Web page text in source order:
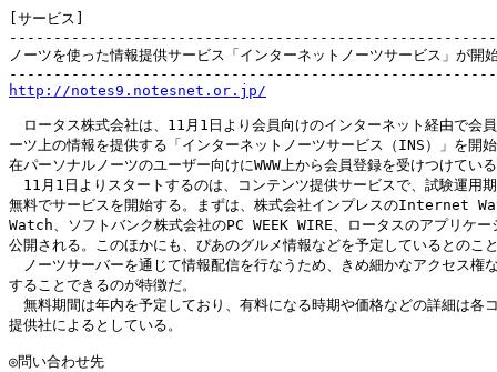
[サービス]
ノーツを使った情報提供サービス「インターネットノーツサービス」が開
http://notes9.notesnet.or.jp/
ロータス株式会社は、11月1日より会員向けのインターネット経由で会
ーツ上の情報を提供する「インターネットノーツサービス（INS）」を開
在パーソナルノーツのユーザー向けにWWW上から会員登録を受けつけてい
11月1日よりスタートするのは、コンテンツ提供サービスで、試験運用
無料でサービスを開始する。まずは、株式会社インプレスのInternet
Watch、ソフトバンク株式会社のPC WEEK WIRE、ロータスのアプリケー
公開される。このほかにも、ぴあのグルメ情報などを予定しているとのこ
ノーツサーバーを通じて情報配信を行なうため、きめ細かなアクセス権
することできるのが特徴だ。
無料期間は年内を予定しており、有料になる時期や価格などの詳細は各
提供社によるとしている。
◎問い合わせ先